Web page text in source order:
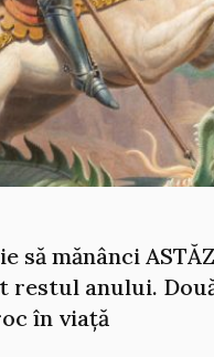
să mănânci
restul anului.
în viață